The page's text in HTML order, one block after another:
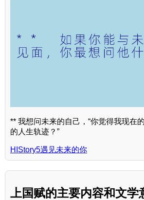
** 我想问未来的自己，“你觉得我现在
的人生轨迹？”
HIStory5遇见未来的你
上国赋的主要内容和文学